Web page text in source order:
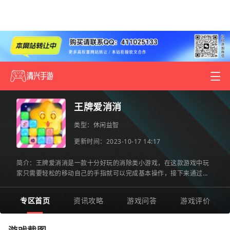
王牌爱消消
类型： 休闲益智
更新时间：2023-10-17 14:17
简介：王牌爱消消是一款十分好玩的消除类小游戏，在这款游戏中玩
家只需要轻松的移动自己的手指就可以完成基本操作，接下来通过玩
专区首页 资讯攻略 游戏问答 游戏评价